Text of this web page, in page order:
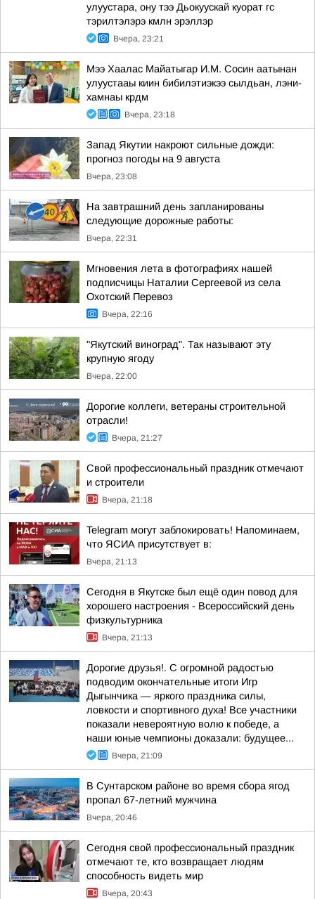
улуустара, ону тээ Дьокуускай куорат гс
тэрилтэлэрэ кмлн эрэллэр
Вчера, 23:21
Мээ Хаалас Майатыгар И.М. Сосин аатынан
улуустааы киин бибилэтиэкээ сылдьан, лэни-
хамнаы крдм
Вчера, 23:18
Запад Якутии накроют сильные дожди:
прогноз погоды на 9 августа
Вчера, 23:08
На завтрашний день запланированы
следующие дорожные работы:
Вчера, 22:31
Мгновения лета в фотографиях нашей
подписчицы Наталии Сергеевой из села
Охотский Перевоз
Вчера, 22:16
"Якутский виноград". Так называют эту
крупную ягоду
Вчера, 22:00
Дорогие коллеги, ветераны строительной
отрасли!
Вчера, 21:27
Свой профессиональный праздник отмечают
и строители
Вчера, 21:18
Telegram могут заблокировать! Напоминаем,
что ЯСИА присутствует в:
Вчера, 21:13
Сегодня в Якутске был ещё один повод для
хорошего настроения - Всероссийский день
физкультурника
Вчера, 21:13
Дорогие друзья!. С огромной радостью
подводим окончательные итоги Игр
Дыгынчика — яркого праздника силы,
ловкости и спортивного духа! Все участники
показали невероятную волю к победе, а
наши юные чемпионы доказали: будущее...
Вчера, 21:09
В Сунтарском районе во время сбора ягод
пропал 67-летний мужчина
Вчера, 20:46
Сегодня свой профессиональный праздник
отмечают те, кто возвращает людям
способность видеть мир
Вчера, 20:43